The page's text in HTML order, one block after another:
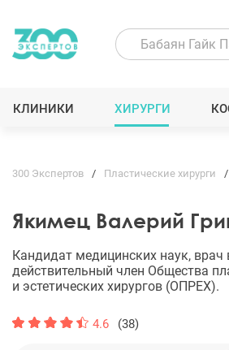
КЛИНИКИ ХИРУРГИ
300 Экспертов Пластические хирурги
Якимец Валерий
Кандидат медицинских наук, врач
действительный член Общества
и эстетических хирургов (ОПРЕХ).
4.6 (38)